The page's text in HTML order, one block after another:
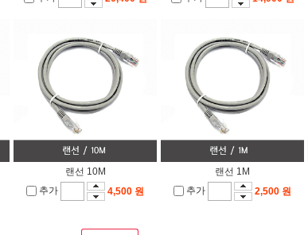
랜선 10M
추가
4,500 원
랜선 1M
추가
2,500 원